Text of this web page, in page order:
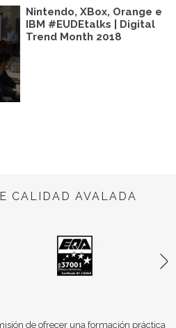
Nintendo, XBox, Orange e
IBM #EUDEtalks | Digital
Trend Month 2018
CALIDAD AVALADA
de ofrecer una formación práctica